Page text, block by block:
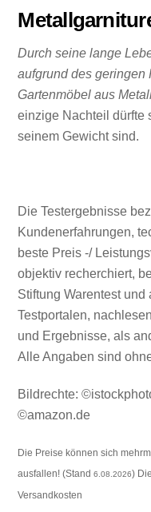
Durch seine lange
aufgrund des
Gartenmöbel aus
einzige Nachteil dürfte
seinem Gewicht sind.
Die Testergebnisse
Kundenerfahrungen,
beste Preis -/
objektiv recherchiert,
Stiftung Warentest
Testportalen,
und Ergebnisse, als
Alle Angaben sind
Bildrechte:
©amazon.de
Die Preise können sich
ausfallen! (Stand6.08.2026)
Versandkosten